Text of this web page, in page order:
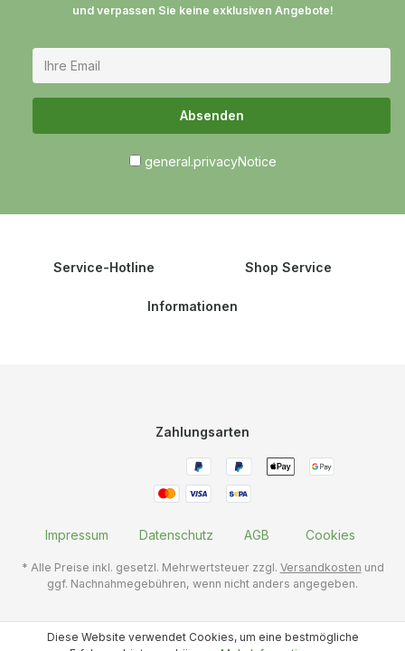
und verpassen Sie keine exklusiven Angebote!
Absenden
general.privacyNotice
Service-Hotline Shop Service
Informationen
Zahlungsarten
Impressum Datenschutz AGB Cookies
* Alle Preise inkl. gesetzl. Mehrwertsteuer zzgl. Versandkosten und
ggf. Nachnahmegebühren, wenn nicht anders angegeben.
Diese Website verwendet Cookies, um eine bestmögliche